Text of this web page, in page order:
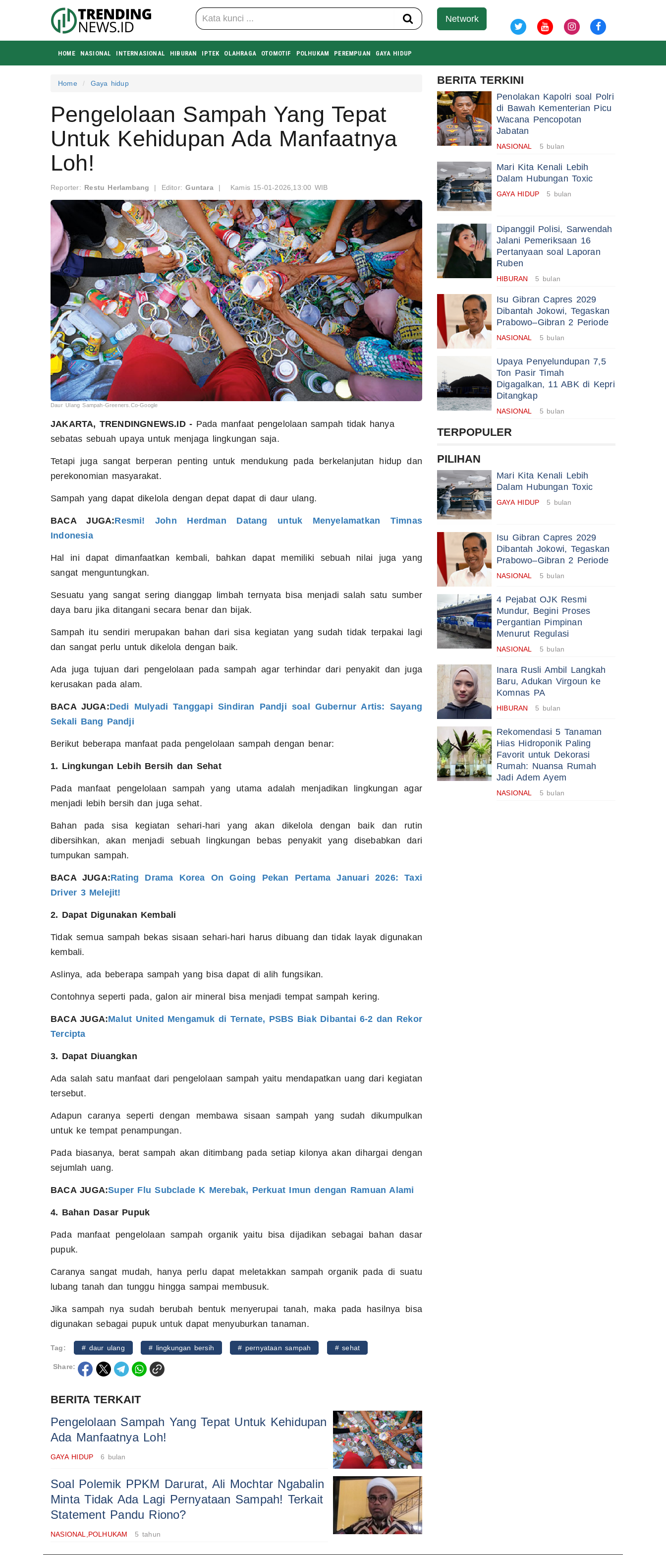
Network
HOME NASIONAL INTERNASIONAL HIBURAN IPTEK OLAHRAGA OTOMOTIF POLHUKAM PEREMPUAN GAYA HIDUP
Home Gaya hidup
Pengelolaan Sampah Yang Tepat
Untuk Kehidupan Ada Manfaatnya
Loh!
Reporter: Restu Herlambang | Editor:Guntara | Kamis 15-01-2026,13:00 WIB
Daur Ulang Sampah-Greeners.Co-Google
JAKARTA, TRENDINGNEWS.ID - Pada manfaat pengelolaan sampah tidak hanya
sebatas sebuah upaya untuk menjaga lingkungan saja.
Tetapi juga sangat berperan penting untuk mendukung pada berkelanjutan hidup dan
perekonomian masyarakat.
Sampah yang dapat dikelola dengan depat dapat di daur ulang.
BACA JUGA:Resmi! John Herdman Datang untuk Menyelamatkan Timnas
Indonesia
Hal ini dapat dimanfaatkan kembali, bahkan dapat memiliki sebuah nilai juga yang
sangat menguntungkan.
Sesuatu yang sangat sering dianggap limbah ternyata bisa menjadi salah satu sumber
daya baru jika ditangani secara benar dan bijak.
Sampah itu sendiri merupakan bahan dari sisa kegiatan yang sudah tidak terpakai lagi
dan sangat perlu untuk dikelola dengan baik.
Ada juga tujuan dari pengelolaan pada sampah agar terhindar dari penyakit dan juga
kerusakan pada alam.
BACA JUGA:Dedi Mulyadi Tanggapi Sindiran Pandji soal Gubernur Artis: Sayang
Sekali Bang Pandji
Berikut beberapa manfaat pada pengelolaan sampah dengan benar:
1. Lingkungan Lebih Bersih dan Sehat
Pada manfaat pengelolaan sampah yang utama adalah menjadikan lingkungan agar
menjadi lebih bersih dan juga sehat.
Bahan pada sisa kegiatan sehari-hari yang akan dikelola dengan baik dan rutin
dibersihkan, akan menjadi sebuah lingkungan bebas penyakit yang disebabkan dari
tumpukan sampah.
BACA JUGA:Rating Drama Korea On Going Pekan Pertama Januari 2026: Taxi
Driver 3 Melejit!
2. Dapat Digunakan Kembali
Tidak semua sampah bekas sisaan sehari-hari harus dibuang dan tidak layak digunakan
kembali.
Aslinya, ada beberapa sampah yang bisa dapat di alih fungsikan.
Contohnya seperti pada, galon air mineral bisa menjadi tempat sampah kering.
BACA JUGA:Malut United Mengamuk di Ternate, PSBS Biak Dibantai 6-2 dan Rekor
Tercipta
3. Dapat Diuangkan
Ada salah satu manfaat dari pengelolaan sampah yaitu mendapatkan uang dari kegiatan
tersebut.
Adapun caranya seperti dengan membawa sisaan sampah yang sudah dikumpulkan
untuk ke tempat penampungan.
Pada biasanya, berat sampah akan ditimbang pada setiap kilonya akan dihargai dengan
sejumlah uang.
BACA JUGA:Super Flu Subclade K Merebak, Perkuat Imun dengan Ramuan Alami
4. Bahan Dasar Pupuk
Pada manfaat pengelolaan sampah organik yaitu bisa dijadikan sebagai bahan dasar
pupuk.
Caranya sangat mudah, hanya perlu dapat meletakkan sampah organik pada di suatu
lubang tanah dan tunggu hingga sampai membusuk.
Jika sampah nya sudah berubah bentuk menyerupai tanah, maka pada hasilnya bisa
digunakan sebagai pupuk untuk dapat menyuburkan tanaman.
Tag: # daur ulang # lingkungan bersih # pernyataan sampah # sehat
Share:
BERITA TERKAIT
Pengelolaan Sampah Yang Tepat Untuk Kehidupan
Ada Manfaatnya Loh!
GAYA HIDUP 6 bulan
Soal Polemik PPKM Darurat, Ali Mochtar Ngabalin
Minta Tidak Ada Lagi Pernyataan Sampah! Terkait
Statement Pandu Riono?
NASIONAL,POLHUKAM 5 tahun
BERITA TERKINI
Penolakan Kapolri soal Polri
di Bawah Kementerian Picu
Wacana Pencopotan
Jabatan
NASIONAL 5 bulan
Mari Kita Kenali Lebih
Dalam Hubungan Toxic
GAYA HIDUP 5 bulan
Dipanggil Polisi, Sarwendah
Jalani Pemeriksaan 16
Pertanyaan soal Laporan
Ruben
HIBURAN 5 bulan
Isu Gibran Capres 2029
Dibantah Jokowi, Tegaskan
Prabowo–Gibran 2 Periode
NASIONAL 5 bulan
Upaya Penyelundupan 7,5
Ton Pasir Timah
Digagalkan, 11 ABK di Kepri
Ditangkap
NASIONAL 5 bulan
TERPOPULER
PILIHAN
Mari Kita Kenali Lebih
Dalam Hubungan Toxic
GAYA HIDUP 5 bulan
Isu Gibran Capres 2029
Dibantah Jokowi, Tegaskan
Prabowo–Gibran 2 Periode
NASIONAL 5 bulan
4 Pejabat OJK Resmi
Mundur, Begini Proses
Pergantian Pimpinan
Menurut Regulasi
NASIONAL 5 bulan
Inara Rusli Ambil Langkah
Baru, Adukan Virgoun ke
Komnas PA
HIBURAN 5 bulan
Rekomendasi 5 Tanaman
Hias Hidroponik Paling
Favorit untuk Dekorasi
Rumah: Nuansa Rumah
Jadi Adem Ayem
NASIONAL 5 bulan